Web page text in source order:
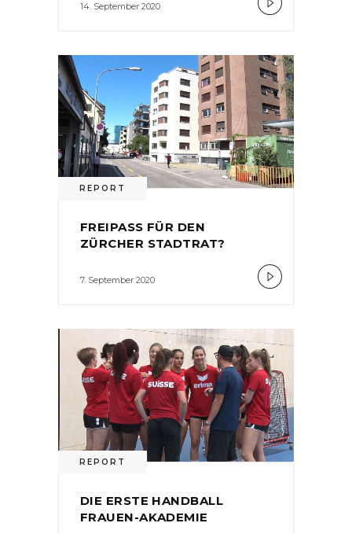
14. September 2020
REPORT
FREIPASS FÜR DEN
ZÜRCHER STADTRAT?
7. September 2020
REPORT
DIE ERSTE HANDBALL
FRAUEN-AKADEMIE